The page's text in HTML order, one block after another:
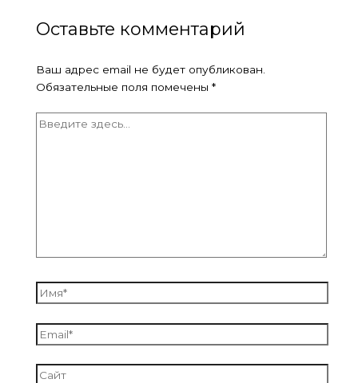
Оставьте комментарий
Ваш адрес email не будет опубликован.
Обязательные поля помечены *
Введите
Имя*
Email*
Сайт